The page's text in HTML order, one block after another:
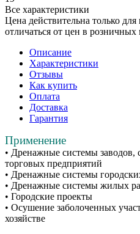
Все характеристики
Цена действительна только
отличаться от цен в розничных
Описание
Характеристики
Отзывы
Как купить
Оплата
Доставка
Гарантия
Применение
• Дренажные системы заводов,
торговых предприятий
• Дренажные системы
• Дренажные системы жилых
• Городские проекты
• Осушение заболоченных
хозяйстве